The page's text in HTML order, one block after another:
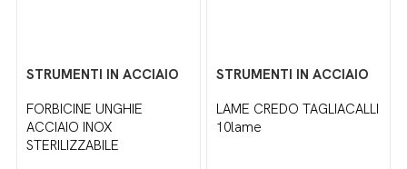
STRUMENTI IN ACCIAIO
FORBICINE UNGHIE
ACCIAIO INOX
STERILIZZABILE
STRUMENTI IN ACCIAIO
LAME CREDO TAGLIACALLI
10lame